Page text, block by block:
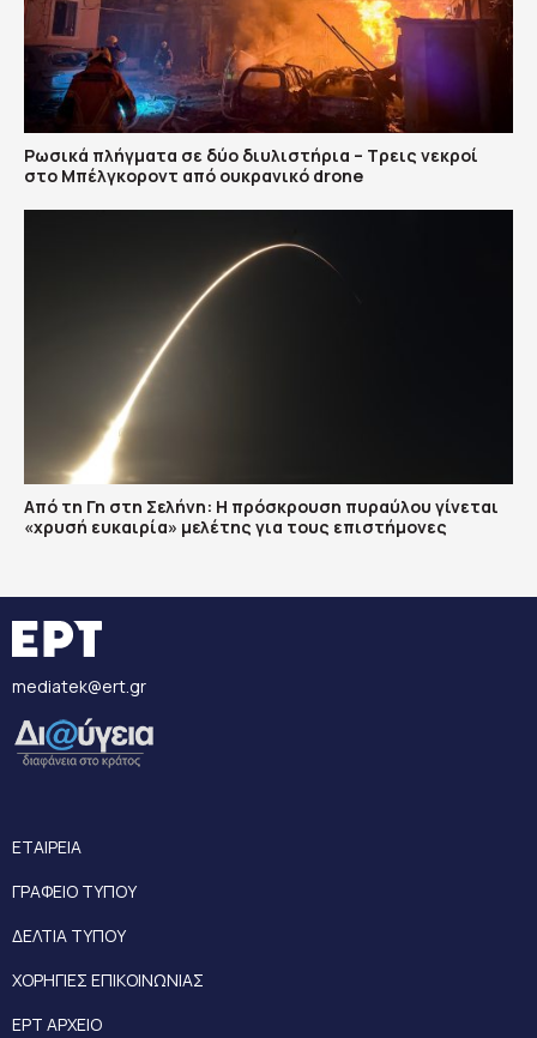
Ρωσικά πλήγματα σε δύο διυλιστήρια – Τρεις νεκροί
στο Μπέλγκοροντ από ουκρανικό drone
Από τη Γη στη Σελήνη: Η πρόσκρουση πυραύλου γίνεται
«χρυσή ευκαιρία» μελέτης για τους επιστήμονες
mediatek@ert.gr
ΕΤΑΙΡΕΙΑ
ΓΡΑΦΕΙΟ ΤΥΠΟΥ
ΔΕΛΤΙΑ ΤΥΠΟΥ
ΧΟΡΗΓΙΕΣ ΕΠΙΚΟΙΝΩΝΙΑΣ
ΕΡΤ ΑΡΧΕΙΟ